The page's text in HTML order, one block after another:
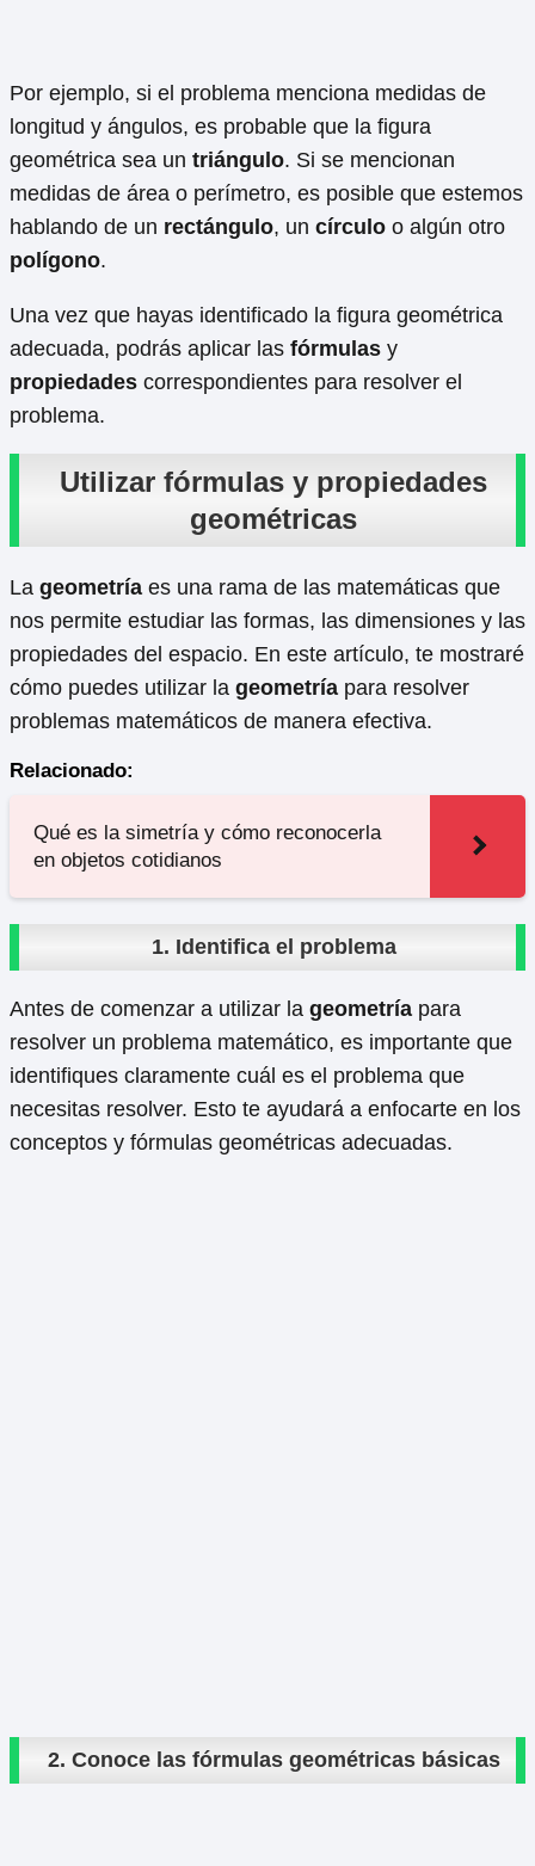
Por ejemplo, si el problema menciona medidas de
longitud y ángulos, es probable que la figura
geométrica sea un triángulo. Si se mencionan
medidas de área o perímetro, es posible que estemos
hablando de un rectángulo, un círculo o algún otro
polígono.
Una vez que hayas identificado la figura geométrica
adecuada, podrás aplicar las fórmulas y
propiedades correspondientes para resolver el
problema.
Utilizar fórmulas y propiedades
geométricas
La geometría es una rama de las matemáticas que
nos permite estudiar las formas, las dimensiones y las
propiedades del espacio. En este artículo, te mostraré
cómo puedes utilizar la geometría para resolver
problemas matemáticos de manera efectiva.
Relacionado:
Qué es la simetría y cómo reconocerla
en objetos cotidianos
1. Identifica el problema
Antes de comenzar a utilizar la geometría para
resolver un problema matemático, es importante que
identifiques claramente cuál es el problema que
necesitas resolver. Esto te ayudará a enfocarte en los
conceptos y fórmulas geométricas adecuadas.
2. Conoce las fórmulas geométricas básicas